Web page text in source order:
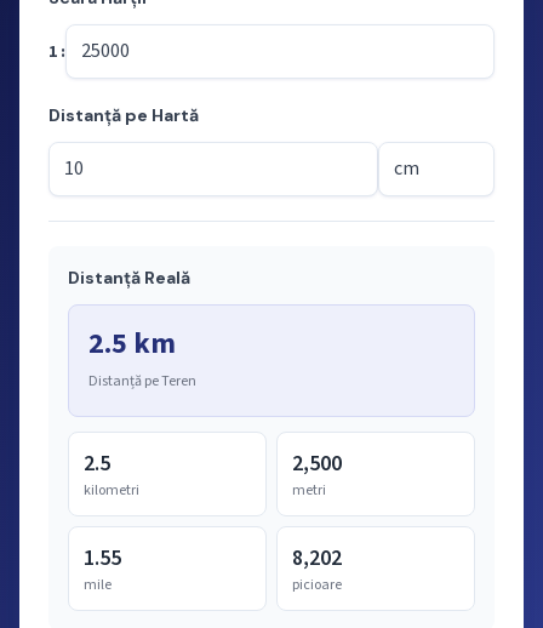
1 :
Distanță pe Hartă
Distanță Reală
2.5 km
Distanță pe Teren
2.5
kilometri
2,500
metri
1.55
mile
8,202
picioare